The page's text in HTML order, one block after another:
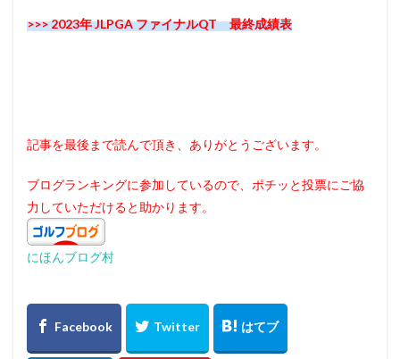
>>> 2023年 JLPGA ファイナルQT 最終成績表
記事を最後まで読んで頂き、ありがとうございます。
ブログランキングに参加しているので、ポチッと投票にご協
力していただけると助かります。
にほんブログ村